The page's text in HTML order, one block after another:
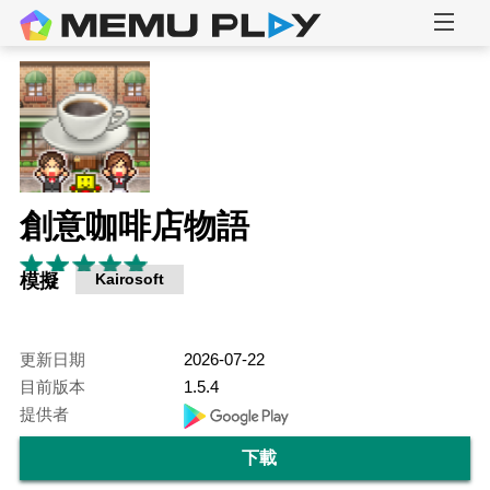
創意咖啡店物語
模擬 Kairosoft
更新日期
2026-07-22
目前版本
1.5.4
提供者
下載